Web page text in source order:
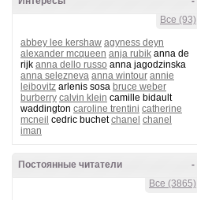
Все (93)
abbey lee kershaw agyness deyn
alexander mcqueen anja rubik anna de
rijk anna dello russo anna jagodzinska
anna selezneva anna wintour annie
leibovitz arlenis sosa bruce weber
burberry calvin klein camille bidault
waddington caroline trentini catherine
mcneil cedric buchetchanel chanel
iman
-
Постоянные читатели
Все (3865)